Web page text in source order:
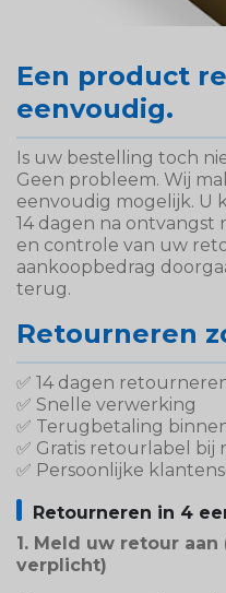
Een product
eenvoudig.
Is uw bestelling toch
Geen probleem. Wij
eenvoudig mogelijk. U
14 dagen na
en controle van uw
aankoopbedrag
terug.
Retourneren
✅ 14 dagen
✅ Snelle verwerking
✅ Terugbetaling
✅ Gratis retourlabel bij
✅ Persoonlijke
Retourneren in 4
1. Meld uw retour
verplicht)